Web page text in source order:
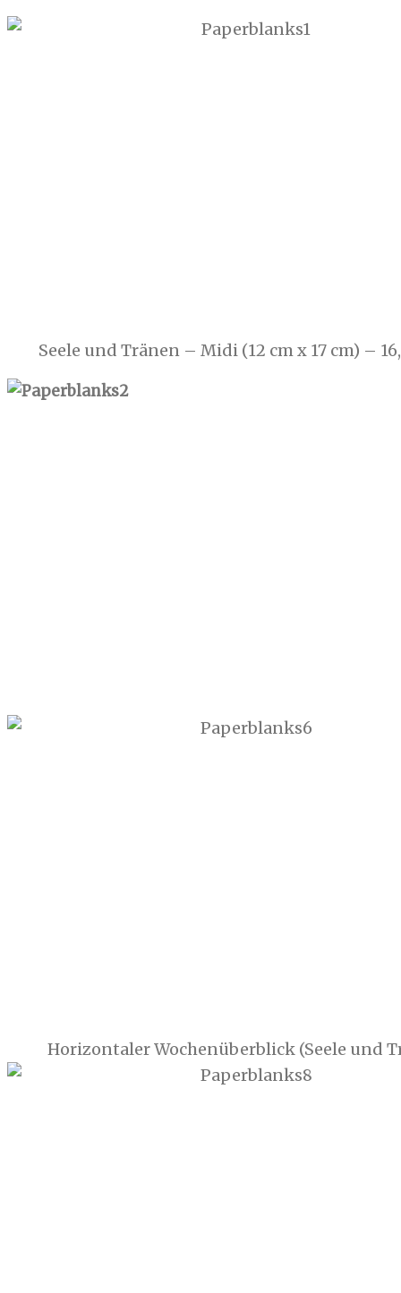
Seele und Tränen – Midi (12 cm x 17 cm) –
Horizontaler Wochenüberblick (Seele und